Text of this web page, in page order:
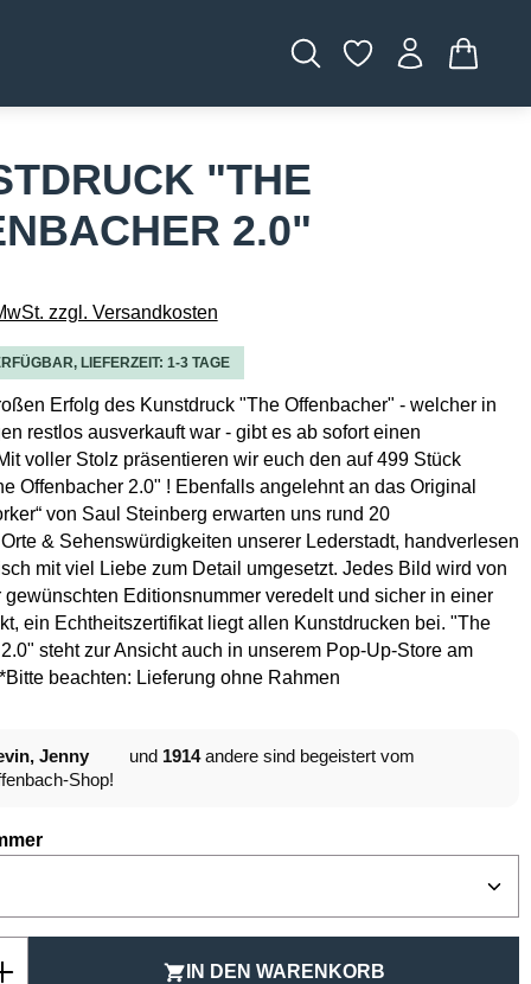
"THE
2.0"
zzgl. Versandkosten
LIEFERZEIT: 1-3 TAGE
Erfolg des Kunstdruck "The Offenbacher" - welcher in
restlos ausverkauft war - gibt es ab sofort einen
voller Stolz präsentieren wir euch den auf 499 Stück
Offenbacher 2.0" ! Ebenfalls angelehnt an das Original
von Saul Steinberg erwarten uns rund 20
& Sehenswürdigkeiten unserer Lederstadt, handverlesen
mit viel Liebe zum Detail umgesetzt. Jedes Bild wird von
gewünschten Editionsnummer veredelt und sicher in einer
ein Echtheitszertifikat liegt allen Kunstdrucken bei. "The
steht zur Ansicht auch in unserem Pop-Up-Store am
beachten: Lieferung ohne Rahmen
Jenny und 1914andere sind begeistert vom
Shop!
auswählen
Anzahl: Gib den gewünschten Wert ein
IN DEN WARENKORB